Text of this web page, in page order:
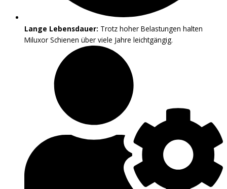
Lange Lebensdauer: Trotz hoher Belastungen halten
Miluxor Schienen über viele Jahre leichtgängig.